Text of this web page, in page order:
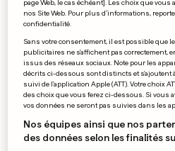
page Web, le cas échéant]. Les choix que
nos Site Web. Pour plus d’informations,
confidentialité.
Sans votre consentement, il est possible que
publicitaires ne s'affichent pas correctement,
issus des réseaux sociaux. Note pour les
décrits ci-dessous sont distincts et s'ajoutent
suivi de l'application Apple (ATT). Votre choix
des choix que vous ferez ci-dessous. Si vous
vos données ne seront pas suivies dans les
Nos équipes ainsi que nos
des données selon les finalités